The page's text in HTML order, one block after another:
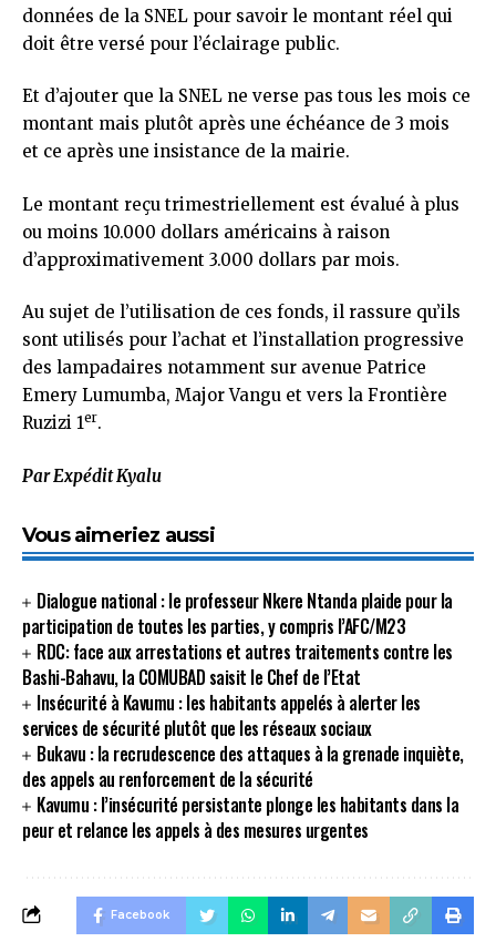
données de la SNEL pour savoir le montant réel qui
doit être versé pour l’éclairage public.
Et d’ajouter que la SNEL ne verse pas tous les mois ce
montant mais plutôt après une échéance de 3 mois
et ce après une insistance de la mairie.
Le montant reçu trimestriellement est évalué à plus
ou moins 10.000 dollars américains à raison
d’approximativement 3.000 dollars par mois.
Au sujet de l’utilisation de ces fonds, il rassure qu’ils
sont utilisés pour l’achat et l’installation progressive
des lampadaires notamment sur avenue Patrice
Emery Lumumba, Major Vangu et vers la Frontière
Ruzizi 1er.
Par Expédit Kyalu
Vous aimeriez aussi
Dialogue national : le professeur Nkere Ntanda plaide pour la
participation de toutes les parties, y compris l’AFC/M23
RDC: face aux arrestations et autres traitements contre les
Bashi-Bahavu, la COMUBAD saisit le Chef de l’Etat
Insécurité à Kavumu : les habitants appelés à alerter les
services de sécurité plutôt que les réseaux sociaux
Bukavu : la recrudescence des attaques à la grenade inquiète,
des appels au renforcement de la sécurité
Kavumu : l’insécurité persistante plonge les habitants dans la
peur et relance les appels à des mesures urgentes
Facebook